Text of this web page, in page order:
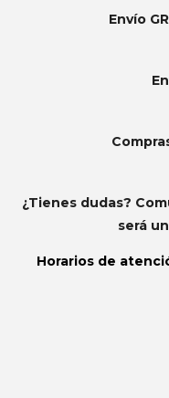
Envío
¿Tienes dudas?
será
Horarios de